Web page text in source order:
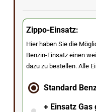
Zippo-Einsatz:
Hier haben Sie die
Benzin-Einsatz einen
dazu zu bestellen. Alle
Standard
+ Einsatz